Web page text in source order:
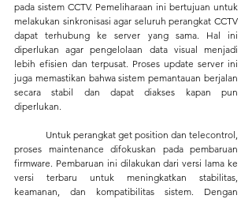
pada sistem CCTV. Pemeliharaan ini bertujuan untuk
melakukan sinkronisasi agar seluruh perangkat CCTV
dapat terhubung ke server yang sama. Hal ini
diperlukan agar pengelolaan data visual menjadi
lebih efisien dan terpusat. Proses update server ini
juga memastikan bahwa sistem pemantauan berjalan
secara stabil dan dapat diakses kapan pun
diperlukan.
	Untuk perangkat
get position dan telecontrol,
proses maintenance difokuskan pada pembaruan
firmware. Pembaruan ini dilakukan dari versi lama ke
versi terbaru untuk meningkatkan stabilitas,
keamanan, dan kompatibilitas sistem. Dengan